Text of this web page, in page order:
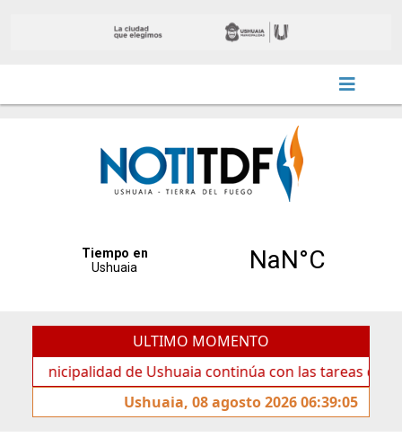
ULTIMO MOMENTO
de Ushuaia continúa con las tareas de
Ushuaia, 08 agosto 2026 06:39:05